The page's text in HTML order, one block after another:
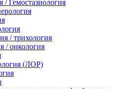
/ Гемостазиология
/ трихология
/ онкология
(ЛОР)